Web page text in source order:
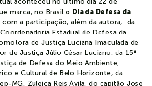
aconteceu no último dia 22 de
marca, no Brasil o Dia da Defesa da
a participação, além da autora, da
Estadual de Defesa da
de Justiça Luciana Imaculada de
de Justiça Júlio César Luciano, da 15ª
de Defesa do Meio Ambiente,
e Cultural de Belo Horizonte, da
MG, Zuleica Reis Ávila, do capitão José